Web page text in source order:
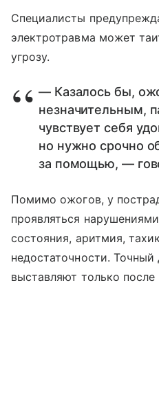
Специалисты
электротравма может
угрозу.
— Казалось бы,
незначительным,
чувствует себя
но нужно срочно
за помощью, —
Помимо ожогов, у
проявляться
состояния, аритмия,
недостаточности. Точный
выставляют только после